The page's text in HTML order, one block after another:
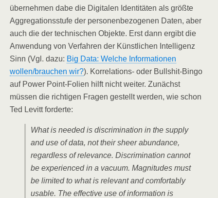
übernehmen dabe die Digitalen Identitäten als größte
Aggregationsstufe der personenbezogenen Daten, aber
auch die der technischen Objekte. Erst dann ergibt die
Anwendung von Verfahren der Künstlichen Intelligenz
Sinn (Vgl. dazu: Big Data: Welche Informationen
wollen/brauchen wir?). Korrelations- oder Bullshit-Bingo
auf Power Point-Folien hilft nicht weiter. Zunächst
müssen die richtigen Fragen gestellt werden, wie schon
Ted Levitt forderte:
What is needed is discrimination in the supply
and use of data, not their sheer abundance,
regardless of relevance. Discrimination cannot
be experienced in a vacuum. Magnitudes must
be limited to what is relevant and comfortably
usable. The effective use of information is